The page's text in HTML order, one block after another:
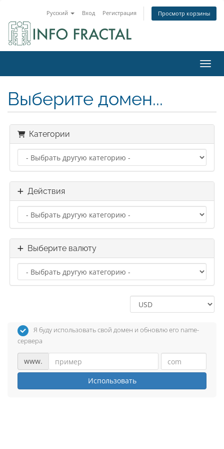
Русский Вход Регистрация Просмотр корзины
Выберите домен...
Категории
Действия
Выберите валюту
Я буду использовать свой домен и обновлю его name-
сервера
www.
Использовать